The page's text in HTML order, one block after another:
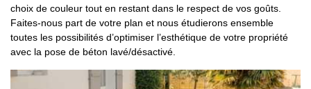
choix de couleur tout en restant dans le respect de vos goûts.
Faites-nous part de votre plan et nous étudierons ensemble
toutes les possibilités d’optimiser l’esthétique de votre propriété
avec la pose de béton lavé/désactivé.